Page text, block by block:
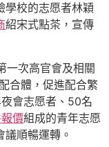
學校的志愿者林穎
紹宋式點茶，宣傳
一次高官會及相關
合體，促進配合繁
會志愿者、50名
價組成的青年志愿
順暢運轉。